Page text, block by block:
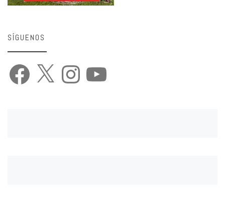
SÍGUENOS
Facebook Instagram YouTube